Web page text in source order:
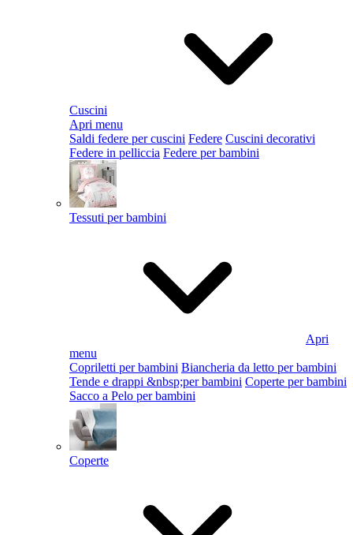
Cuscini
Apri menu
Saldi federe per cuscini Federe Cuscini decorativi
Federe in pelliccia Federe per bambini
Tessuti per bambini
Apri
menu
Copriletti per bambini Biancheria da letto per bambini
Tende e drappi &nbsp;per bambini Coperte per bambini
Sacco a Pelo per bambini
Coperte